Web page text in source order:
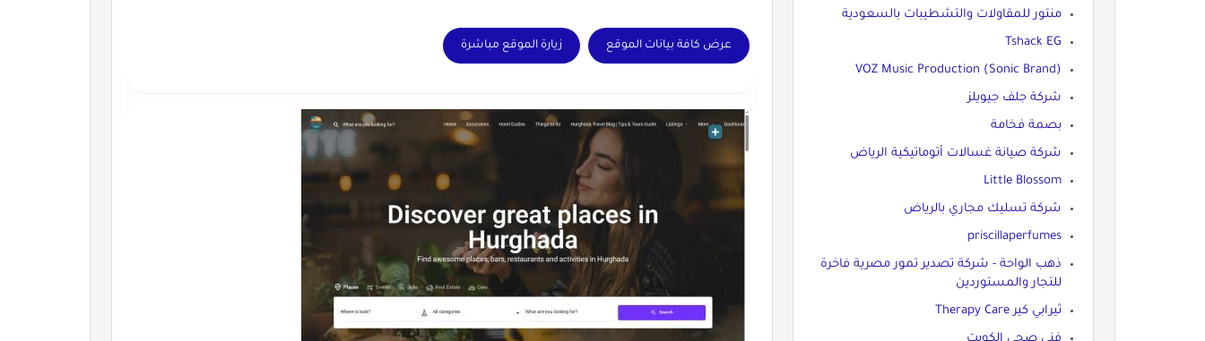
عرض كافة بيانات الموقع زيارة الموقع مباشرة
منتور للمقاولات والتشطيبات بالسعودية
Tshack EG
VOZ Music Production (Sonic Brand)
شركة جلف جيويلز
بصمة فخامة
شركة صيانة غسالات أتوماتيكية الرياض
Little Blossom
شركة تسليك مجاري بالرياض
priscillaperfumes
ذهب الواحة - شركة تصدير تمور مصرية فاخرة
للتجار والمستوردين
ثيرابي كير Therapy Care